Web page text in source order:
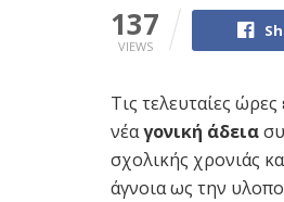
137
VIEWS
Τις τελευταίες
νέαγονική άδεια
σχολικής χρονιάς
άγνοια ως την